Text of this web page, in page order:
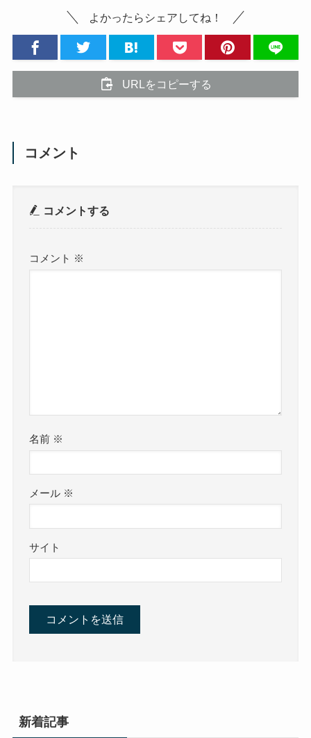
よかったらシェアしてね！
URLをコピーする
コメント
コメントする
コメント ※
名前 ※
メール ※
サイト
新着記事